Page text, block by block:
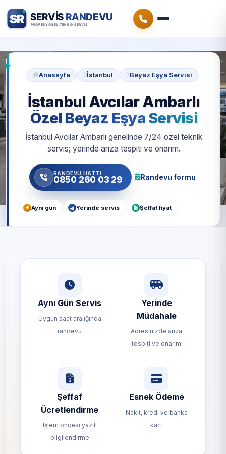
Anasayfa İstanbul Beyaz Eşya Servisi
İstanbul Avcılar Ambarlı
Özel Beyaz Eşya Servisi
İstanbul Avcılar Ambarlı genelinde 7/24 özel teknik
servis; yerinde arıza tespiti ve onarım.
RANDEVU HATTI
0850 260 03 29 Randevu formu
Aynı gün Yerinde servis Şeffaf fiyat
Aynı Gün Servis
Uygun saat aralığında
randevu
Yerinde
Müdahale
Adresinizde arıza
tespiti ve onarım
Şeffaf
Ücretlendirme
İşlem öncesi yazılı
bilgilendirme
Esnek Ödeme
Nakit, kredi ve banka
kartı